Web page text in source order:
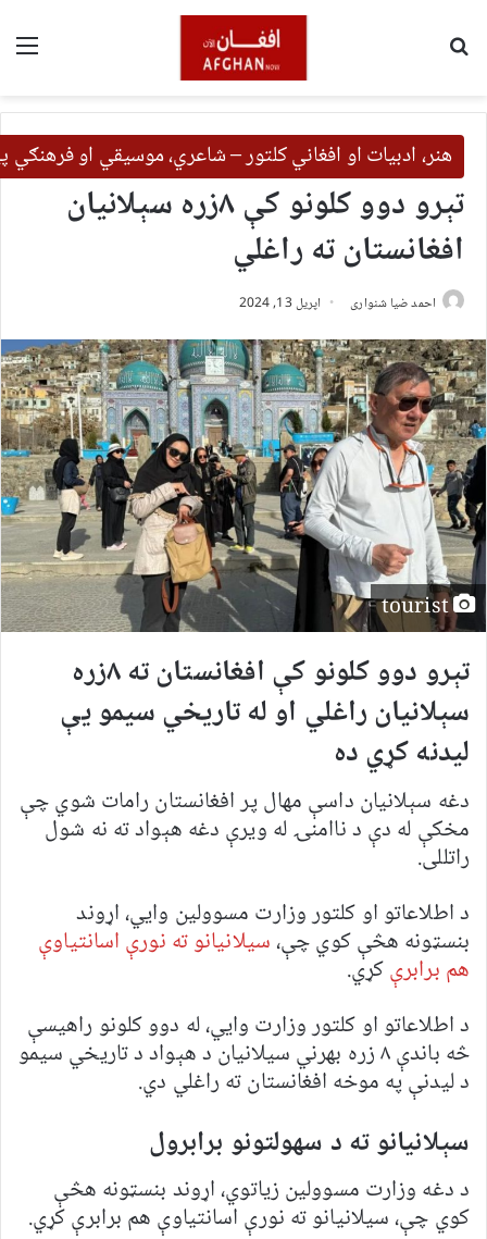
هنر، ادبیات او افغاني کلتور – شاعري، موسیقي او
تېرو دوو کلونو کې ۸زره سېلانیان
افغانستان ته راغلي
احمد ضیا شنواری اپریل 13, 2024
tourist
تېرو دوو کلونو کې افغانستان ته ۸زره
سېلانیان راغلي او له تاریخي سیمو یې
لیدنه کړي ده
دغه سېلانیان داسې مهال پر افغانستان رامات شوي چې
مخکې له دې د ناامنۍ له ویرې دغه هېواد ته نه شول
راتللی.
د اطلاعاتو او کلتور وزارت مسوولین وايي، اړوند
بنسټونه هڅې کوي چې، سیلانیانو ته نورې اسانتیاوې
هم برابرېکړي.
د اطلاعاتو او کلتور وزارت وايي، له دوو کلونو راهیسې
څه باندې ۸ زره بهرني سیلانیان د هېواد د تاریخي سیمو
د لیدنې په موخه افغانستان ته راغلي دي.
سېلانیانو ته د سهولتونو برابرول
د دغه وزارت مسوولین زیاتوي، اړوند بنسټونه هڅې
کوي چې، سیلانیانو ته نورې اسانتیاوې هم برابرې کړي.